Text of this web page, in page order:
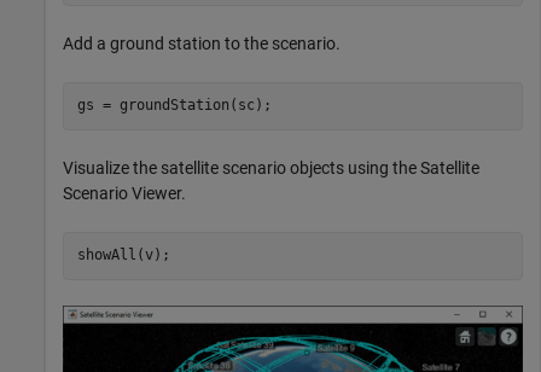
Add a ground station to the scenario.
gs = groundStation(sc);
Visualize the satellite scenario objects using the Satellite
Scenario Viewer.
showAll(v);